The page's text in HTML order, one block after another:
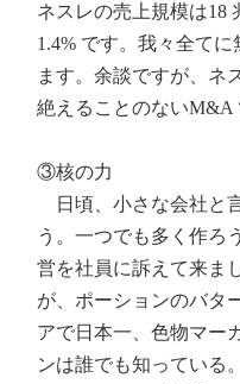
ネスレの売上規模は18
1.4% です。我々全て
ます。余談ですが、ネ
絶えることのないM&A
③核の力
日頃、小さな会社と
う。一つでも多く作ろ
営を社員に訴えて来ま
が、ポーションのバタ
アで日本一、色物マー
ンは誰でも知っている